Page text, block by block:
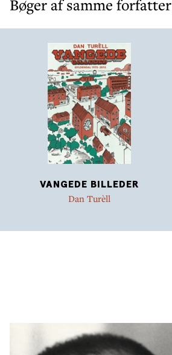
Bøger af samme forfatter
VANGEDE BILLEDER
Dan Turèll